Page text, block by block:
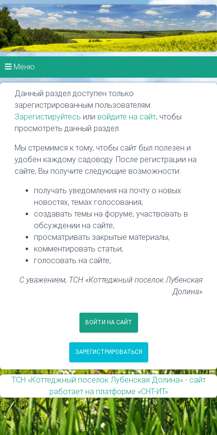
Меню
Данный раздел доступен только
зарегистрированным пользователям.
Зарегистируйтесь или войдите на сайт, чтобы
просмотреть данный раздел.
Мы стремимся к тому, чтобы сайт был полезен и
удобен каждому садоводу. После регистрации на
сайте, Вы получите следующие возможности:
получать уведомления на почту о новых
новостях, темах голосования;
создавать темы на форуме, участвовать в
обсуждении на сайте;
просматривать закрытые материалы;
комментировать статьи;
голосовать на сайте;
С уважением, ТСН «Коттеджный поселок Лубенская
Долина»
ВОЙТИ НА САЙТ
ЗАРЕГИСТРИРОВАТЬСЯ
ТСН «Коттеджный поселок Лубенская Долина» - сайт
работает на платформе «СНТ-ИТ»